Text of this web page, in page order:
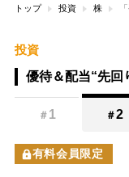
トップ 投資 株
投資
優待＆配当“先回
＃ 1 ＃2
有料会員限定